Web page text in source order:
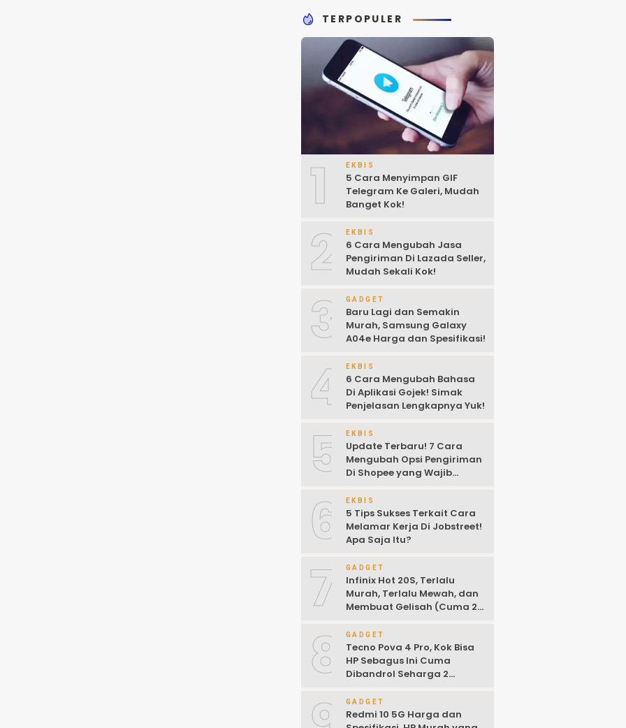
TERPOPULER
1 EKBIS
5 Cara Menyimpan GIF
Telegram Ke Galeri, Mudah
Banget Kok!
2 EKBIS
6 Cara Mengubah Jasa
Pengiriman Di Lazada Seller,
Mudah Sekali Kok!
3 GADGET
Baru Lagi dan Semakin
Murah, Samsung Galaxy
A04e Harga dan Spesifikasi!
4 EKBIS
6 Cara Mengubah Bahasa
Di Aplikasi Gojek! Simak
Penjelasan Lengkapnya Yuk!
5 EKBIS
Update Terbaru! 7 Cara
Mengubah Opsi Pengiriman
Di Shopee yang Wajib
6 EKBIS
5 Tips Sukses Terkait Cara
Melamar Kerja Di Jobstreet!
Apa Saja Itu?
7 GADGET
Infinix Hot 20S, Terlalu
Murah, Terlalu Mewah, dan
Membuat Gelisah (Cuma 2
8 GADGET
Tecno Pova 4 Pro, Kok Bisa
HP Sebagus Ini Cuma
Dibandrol Seharga 2
GADGET
Redmi 10 5G Harga dan